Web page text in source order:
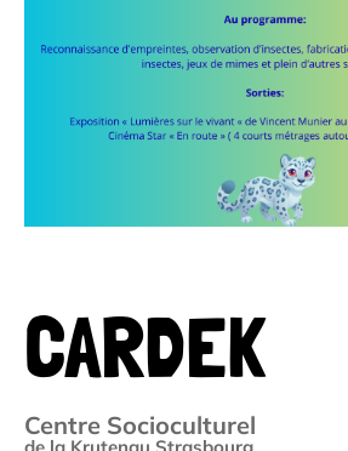
CARDEK
Centre Socioculturel